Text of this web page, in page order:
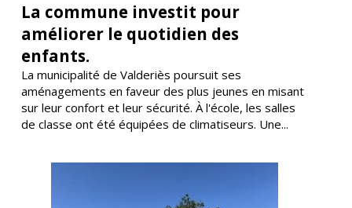
La commune investit pour
améliorer le quotidien des
enfants.
La municipalité de Valderiès poursuit ses
aménagements en faveur des plus jeunes en misant
sur leur confort et leur sécurité. À l'école, les salles
de classe ont été équipées de climatiseurs. Une...